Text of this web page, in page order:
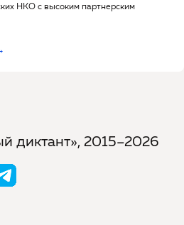
НКО с высоким партнерским
диктант», 2015–2026